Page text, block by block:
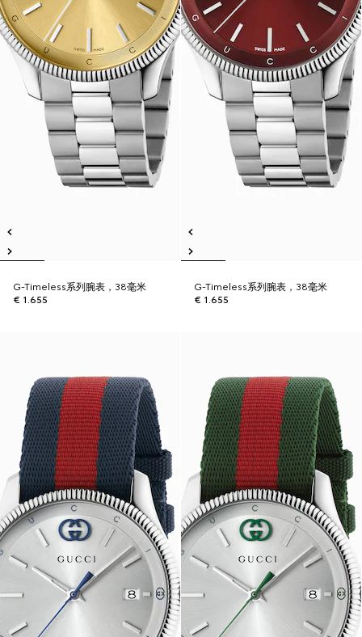
G-Timeless系列腕表，38毫米
€ 1.655
G-Timeless系列腕表，38毫米
€ 1.655